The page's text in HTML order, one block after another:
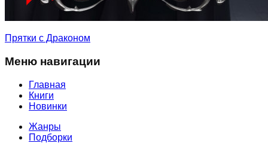
Прятки с Драконом
Меню навигации
Главная
Книги
Новинки
Жанры
Подборки